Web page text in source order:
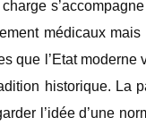
médicaux
que l’Etat moderne
historique. La
l’idée d’une